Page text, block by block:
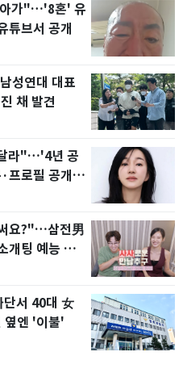
아가"…'8혼' 유
튜브서 공개
성연대 대표
채 발견
라"…'4년 공
프로필 공개
요?"…삼전男
개팅 예능 화
단서 40대 女
옆엔 '이불'